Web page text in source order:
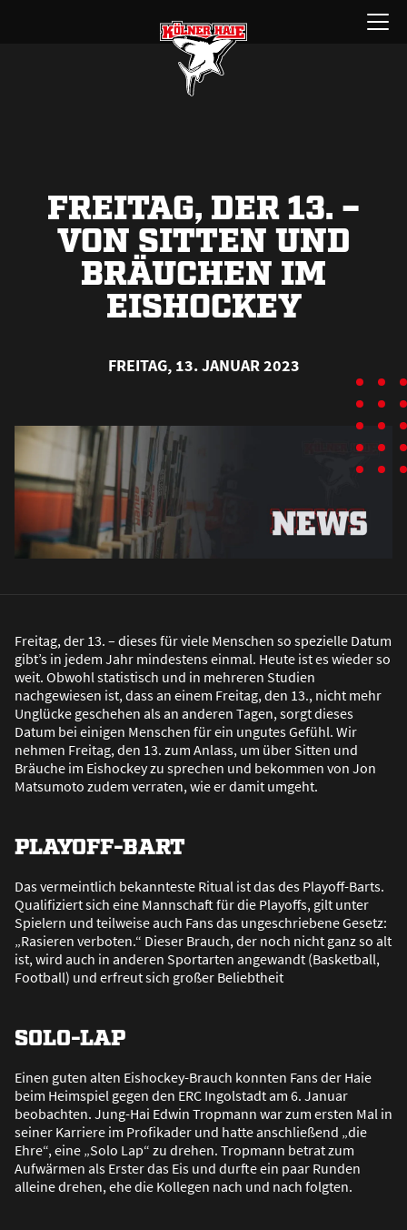
Menü
öffnen
FREITAG, DER 13. –
VON SITTEN UND
BRÄUCHEN IM
EISHOCKEY
FREITAG, 13. JANUAR 2023
Freitag, der 13. – dieses für viele Menschen so spezielle Datum
gibt’s in jedem Jahr mindestens einmal. Heute ist es wieder so
weit. Obwohl statistisch und in mehreren Studien
nachgewiesen ist, dass an einem Freitag, den 13., nicht mehr
Unglücke geschehen als an anderen Tagen, sorgt dieses
Datum bei einigen Menschen für ein ungutes Gefühl. Wir
nehmen Freitag, den 13. zum Anlass, um über Sitten und
Bräuche im Eishockey zu sprechen und bekommen von Jon
Matsumoto zudem verraten, wie er damit umgeht.
PLAYOFF-BART
Das vermeintlich bekannteste Ritual ist das des Playoff-Barts.
Qualifiziert sich eine Mannschaft für die Playoffs, gilt unter
Spielern und teilweise auch Fans das ungeschriebene Gesetz:
„Rasieren verboten.“ Dieser Brauch, der noch nicht ganz so alt
ist, wird auch in anderen Sportarten angewandt (Basketball,
Football) und erfreut sich großer Beliebtheit
SOLO-LAP
Einen guten alten Eishockey-Brauch konnten Fans der Haie
beim Heimspiel gegen den ERC Ingolstadt am 6. Januar
beobachten. Jung-Hai Edwin Tropmann war zum ersten Mal in
seiner Karriere im Profikader und hatte anschließend „die
Ehre“, eine „Solo Lap“ zu drehen. Tropmann betrat zum
Aufwärmen als Erster das Eis und durfte ein paar Runden
alleine drehen, ehe die Kollegen nach und nach folgten.